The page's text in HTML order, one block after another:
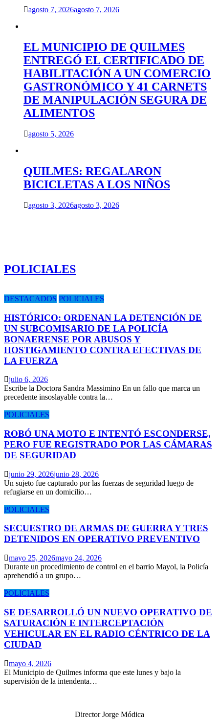
agosto 7, 2026agosto 7, 2026
EL MUNICIPIO DE QUILMES
ENTREGÓ EL CERTIFICADO DE
HABILITACIÓN A UN COMERCIO
GASTRONÓMICO Y 41 CARNETS
DE MANIPULACIÓN SEGURA DE
ALIMENTOS
agosto 5, 2026
QUILMES: REGALARON
BICICLETAS A LOS NIÑOS
agosto 3, 2026agosto 3, 2026
POLICIALES
DESTACADOS POLICIALES
HISTÓRICO: ORDENAN LA DETENCIÓN DE
UN SUBCOMISARIO DE LA POLICÍA
BONAERENSE POR ABUSOS Y
HOSTIGAMIENTO CONTRA EFECTIVAS DE
LA FUERZA
julio 6, 2026
Escribe la Doctora Sandra Massimino En un fallo que marca un
precedente insoslayable contra la…
POLICIALES
ROBÓ UNA MOTO E INTENTÓ ESCONDERSE,
PERO FUE REGISTRADO POR LAS CÁMARAS
DE SEGURIDAD
junio 29, 2026junio 28, 2026
Un sujeto fue capturado por las fuerzas de seguridad luego de
refugiarse en un domicilio…
POLICIALES
SECUESTRO DE ARMAS DE GUERRA Y TRES
DETENIDOS EN OPERATIVO PREVENTIVO
mayo 25, 2026mayo 24, 2026
Durante un procedimiento de control en el barrio Mayol, la Policía
aprehendió a un grupo…
POLICIALES
SE DESARROLLÓ UN NUEVO OPERATIVO DE
SATURACIÓN E INTERCEPTACIÓN
VEHICULAR EN EL RADIO CÉNTRICO DE LA
CIUDAD
mayo 4, 2026
El Municipio de Quilmes informa que este lunes y bajo la
supervisión de la intendenta…
Director Jorge Módica